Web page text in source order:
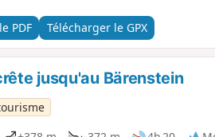
Le sifflement et le halètement de
de beaux motifs
« Zum Weihrichkarzl » avec son
au long du parcours, des aires de
une pause. La destination est la
restauration et des sites touristiques.
PDF Télécharger le GPX
jusqu'au Bärenstein